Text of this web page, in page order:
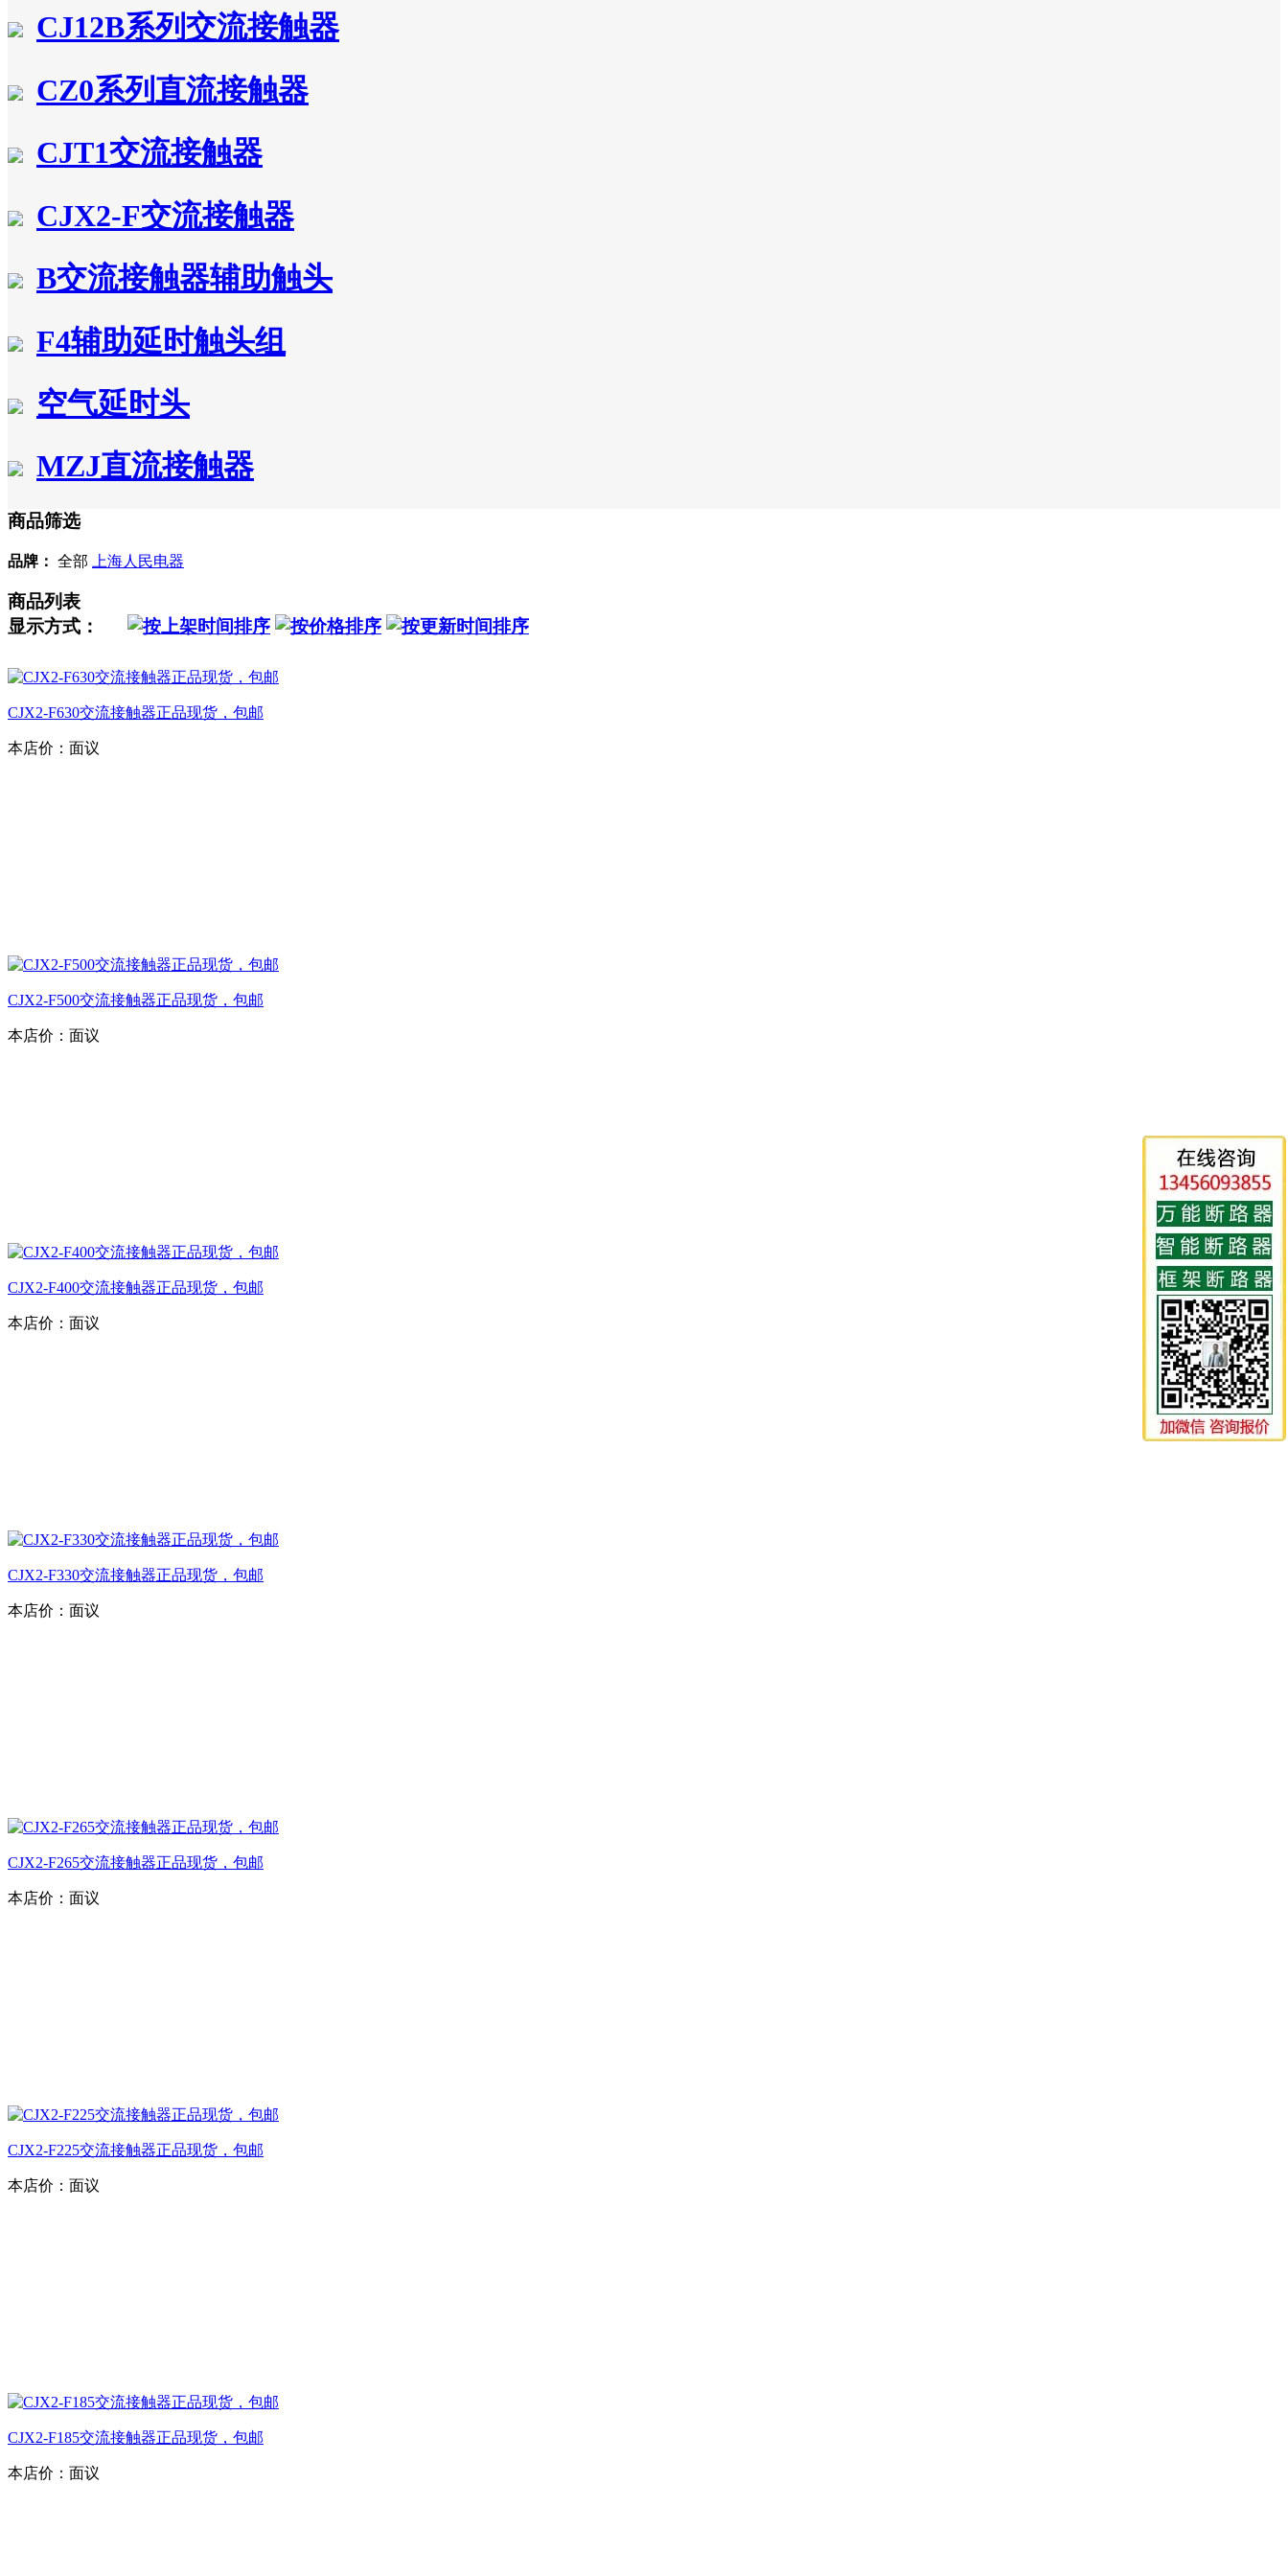
CJ12B系列交流接触器
CZ0系列直流接触器
CJT1交流接触器
CJX2-F交流接触器
B交流接触器辅助触头
F4辅助延时触头组
空气延时头
MZJ直流接触器
商品筛选
品牌： 全部 上海人民电器
商品列表
显示方式：
CJX2-F630交流接触器正品现货，包邮
本店价： 面议
CJX2-F500交流接触器正品现货，包邮
本店价： 面议
CJX2-F400交流接触器正品现货，包邮
本店价： 面议
CJX2-F330交流接触器正品现货，包邮
本店价： 面议
CJX2-F265交流接触器正品现货，包邮
本店价： 面议
CJX2-F225交流接触器正品现货，包邮
本店价： 面议
CJX2-F185交流接触器正品现货，包邮
本店价： 面议